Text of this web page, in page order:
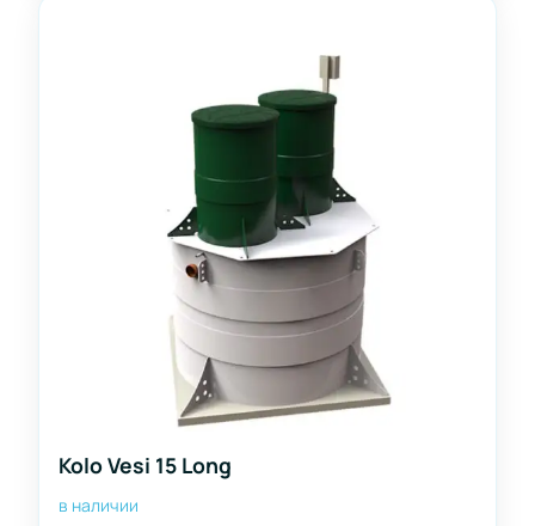
Kolo Vesi 15 Long
в наличии